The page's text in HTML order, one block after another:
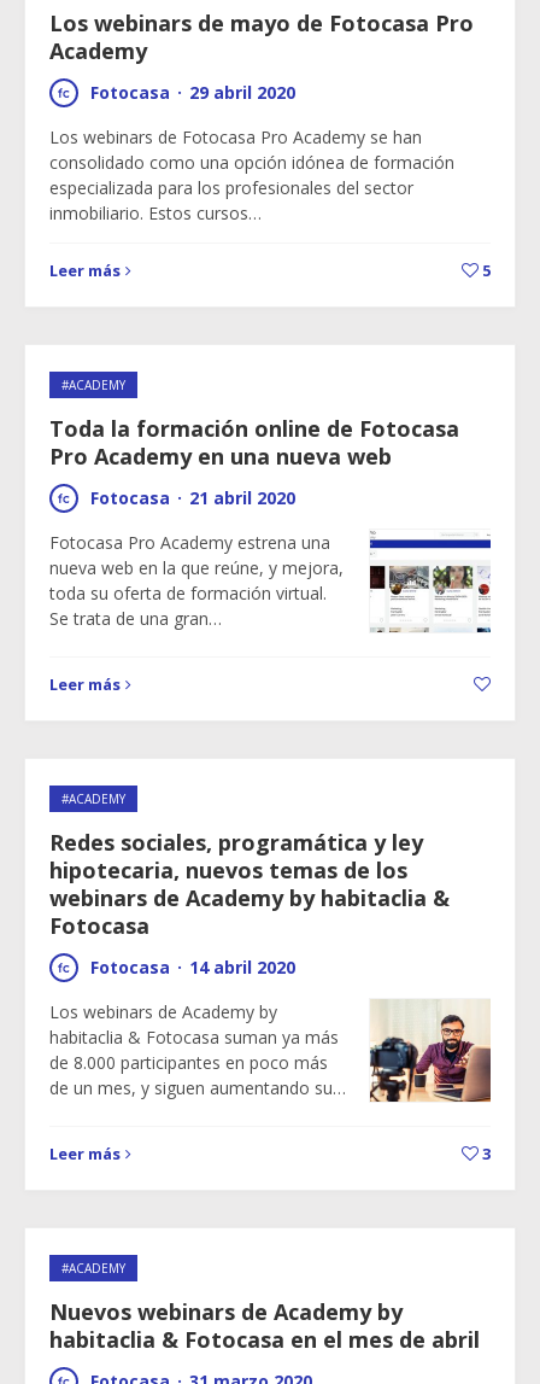
Los webinars de mayo de Fotocasa Pro
Academy
Fotocasa · 29 abril 2020
Los webinars de Fotocasa Pro Academy se han
consolidado como una opción idónea de formación
especializada para los profesionales del sector
inmobiliario. Estos cursos…
Leer más 5
#ACADEMY
Toda la formación online de Fotocasa
Pro Academy en una nueva web
Fotocasa · 21 abril 2020
Fotocasa Pro Academy estrena una
nueva web en la que reúne, y mejora,
toda su oferta de formación virtual.
Se trata de una gran…
Leer más
#ACADEMY
Redes sociales, programática y ley
hipotecaria, nuevos temas de los
webinars de Academy by habitaclia &
Fotocasa
Fotocasa · 14 abril 2020
Los webinars de Academy by
habitaclia & Fotocasa suman ya más
de 8.000 participantes en poco más
de un mes, y siguen aumentando su…
Leer más 3
#ACADEMY
Nuevos webinars de Academy by
habitaclia & Fotocasa en el mes de abril